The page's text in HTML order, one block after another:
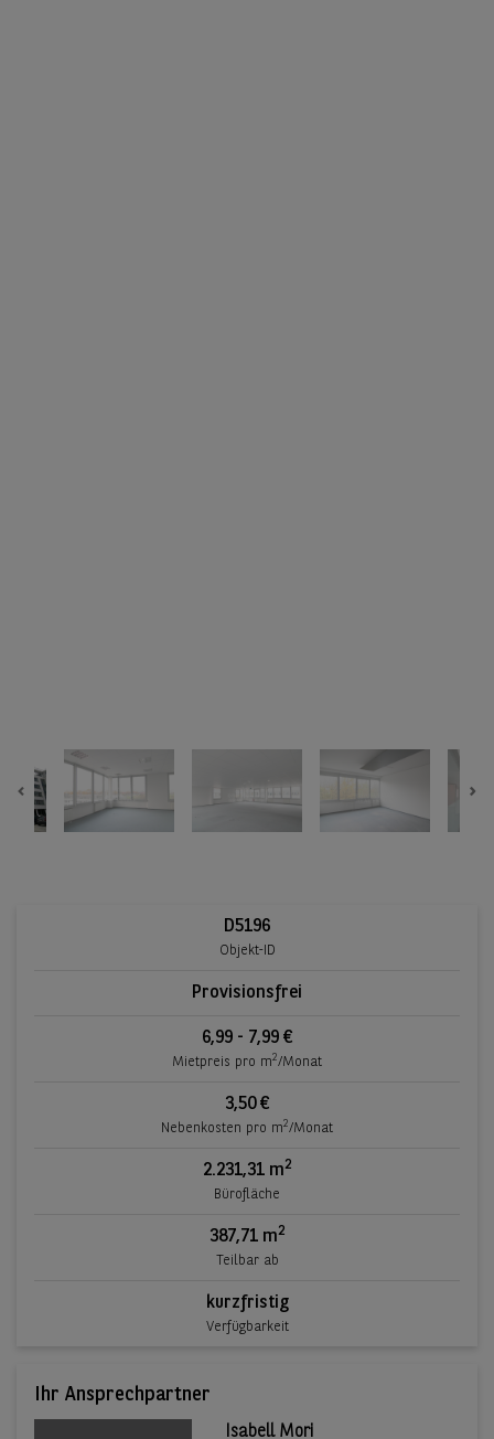
Previous
D5196
Objekt-ID
Provisionsfrei
6,99 - 7,99 €
Mietpreis pro m2/Monat
3,50 €
Nebenkosten pro m2/Monat
2.231,31 m2
Bürofläche
387,71 m2
Teilbar ab
kurzfristig
Verfügbarkeit
Ihr Ansprechpartner
Isabell Mori